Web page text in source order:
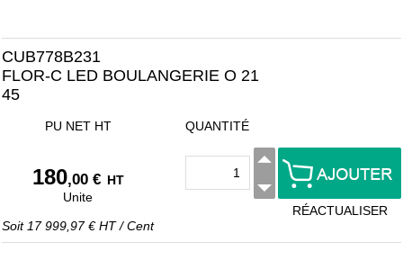
CUB778B231
FLOR-C LED BOULANGERIE O 21
45
PU NET HT
180,00 € HT
Unite
Soit 17 999,97 € HT/Cent
QUANTITÉ
RÉACTUALISER